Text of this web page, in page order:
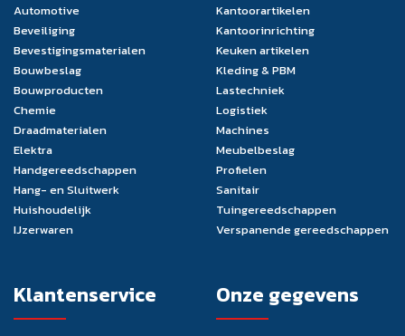
Automotive
Beveiliging
Bevestigingsmaterialen
Bouwbeslag
Bouwproducten
Chemie
Draadmaterialen
Elektra
Handgereedschappen
Hang- en Sluitwerk
Huishoudelijk
IJzerwaren
Kantoorartikelen
Kantoorinrichting
Keuken artikelen
Kleding & PBM
Lastechniek
Logistiek
Machines
Meubelbeslag
Profielen
Sanitair
Tuingereedschappen
Verspanende gereedschappen
Klantenservice Onze gegevens